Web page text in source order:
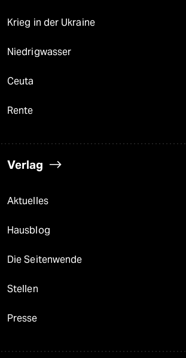
Krieg in der Ukraine
Niedrigwasser
Ceuta
Rente
Verlag
Aktuelles
Hausblog
Die Seitenwende
Stellen
Presse